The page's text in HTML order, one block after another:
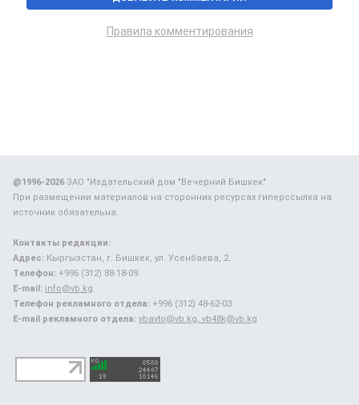
Правила комментирования
@1996-2026ЗАО "Издательский дом "Вечерний Бишкек"
При размещении материалов на сторонних ресурсах гиперссылка на
источник обязательна.
Контакты редакции:
Адрес: Кыргызстан, г. Бишкек, ул. Усенбаева, 2.
Телефон: +996 (312) 88-18-09.
E-mail: info@vb.kg
Телефон рекламного отдела: +996 (312) 48-62-03.
E-mail рекламного отдела: vbavto@vb.kg, vb48k@vb.kg